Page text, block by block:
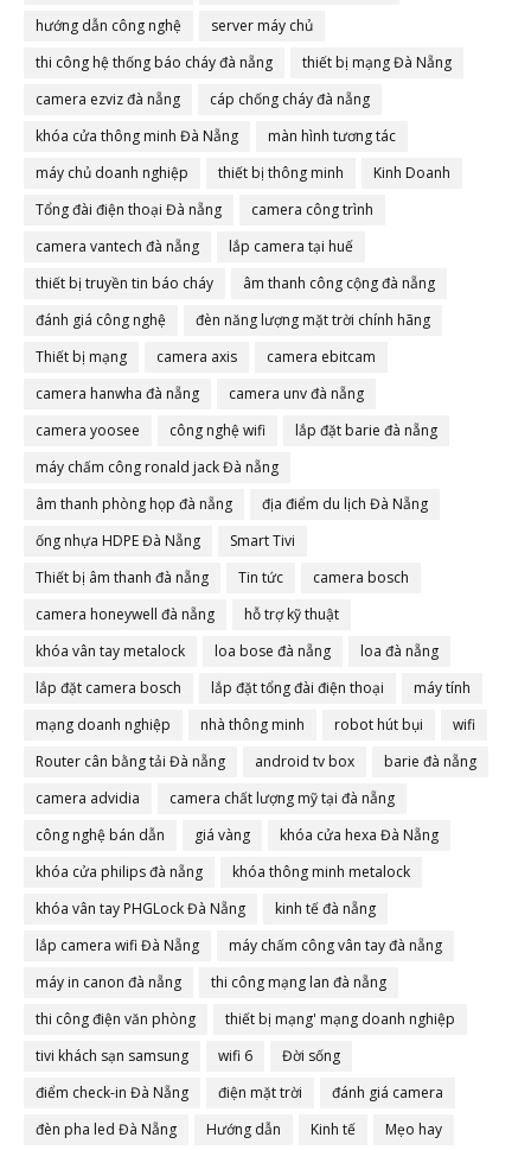
hướng dẫn công nghệ
server máy chủ
thi công hệ thống báo cháy đà nẵng
thiết bị mạng Đà Nẵng
camera ezviz đà nẵng
cáp chống cháy đà nẵng
khóa cửa thông minh Đà Nẵng
màn hình tương tác
máy chủ doanh nghiệp
thiết bị thông minh
Kinh Doanh
Tổng đài điện thoại Đà nẵng
camera công trình
camera vantech đà nẵng
lắp camera tại huế
thiết bị truyền tin báo cháy
âm thanh công cộng đà nẵng
đánh giá công nghệ
đèn năng lượng mặt trời chính hãng
Thiết bị mạng
camera axis
camera ebitcam
camera hanwha đà nẵng
camera unv đà nẵng
camera yoosee
công nghệ wifi
lắp đặt barie đà nẵng
máy chấm công ronald jack Đà nẵng
âm thanh phòng họp đà nẵng
địa điểm du lịch Đà Nẵng
ống nhựa HDPE Đà Nẵng
Smart Tivi
Thiết bị âm thanh đà nẵng
Tin tức
camera bosch
camera honeywell đà nẵng
hỗ trợ kỹ thuật
khóa vân tay metalock
loa bose đà nẵng
loa đà nẵng
lắp đặt camera bosch
lắp đặt tổng đài điện thoại
máy tính
mạng doanh nghiệp
nhà thông minh robot hút bụi
wifi
Router cân bằng tải Đà nẵng
android tv box
barie đà nẵng
camera advidia
camera chất lượng mỹ tại đà nẵng
công nghệ bán dẫn
giá vàng
khóa cửa hexa Đà Nẵng
khóa cửa philips đà nẵng
khóa thông minh metalock
khóa vân tay PHGLock Đà Nẵng
kinh tế đà nẵng
lắp camera wifi Đà Nẵng
máy chấm công vân tay đà nẵng
máy in canon đà nẵng
thi công mạng lan đà nẵng
thi công điện văn phòng
thiết bị mạng' mạng doanh nghiệp
tivi khách sạn samsung
wifi 6
Đời sống
điểm check-in Đà Nẵng
điện mặt trời
đánh giá camera
đèn pha led Đà Nẵng
Hướng dẫn Kinh tế Mẹo hay